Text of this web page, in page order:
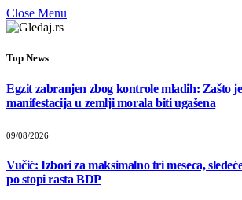
Close Menu
Top News
Egzit zabranjen zbog kontrole mladih: Zašto
manifestacija u zemlji morala biti ugašena
09/08/2026
Vučić: Izbori za maksimalno tri meseca,
po stopi rasta BDP